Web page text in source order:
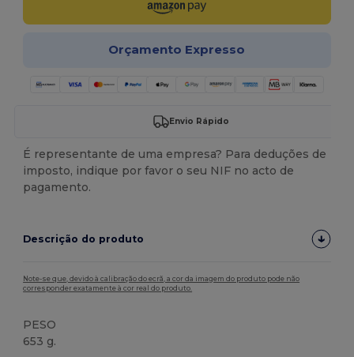
Orçamento Expresso
Envio Rápido
É representante de uma empresa? Para deduções de
imposto, indique por favor o seu NIF no acto de
pagamento.
Descrição do produto
Note-se que, devido à calibração do ecrã, a cor da imagem do produto pode não
corresponder exatamente à cor real do produto.
PESO
653 g.